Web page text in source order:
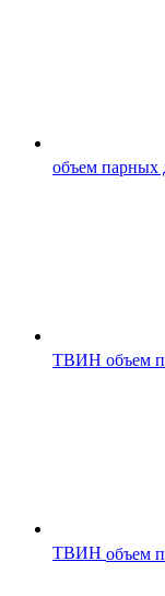
объем парных
ТВИН объем
ТВИН объем